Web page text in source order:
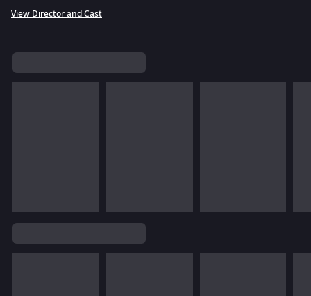
View Director and Cast